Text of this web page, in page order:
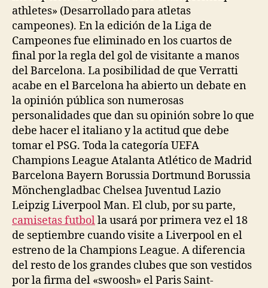
athletes» (Desarrollado para atletas
campeones). En la edición de la Liga de
Campeones fue eliminado en los cuartos de
final por la regla del gol de visitante a manos
del Barcelona. La posibilidad de que Verratti
acabe en el Barcelona ha abierto un debate en
la opinión pública son numerosas
personalidades que dan su opinión sobre lo que
debe hacer el italiano y la actitud que debe
tomar el PSG. Toda la categoría UEFA
Champions League Atalanta Atlético de Madrid
Barcelona Bayern Borussia Dortmund Borussia
Mönchengladbac Chelsea Juventud Lazio
Leipzig Liverpool Man. El club, por su parte,
camisetas futbolla usará por primera vez el 18
de septiembre cuando visite a Liverpool en el
estreno de la Champions League. A diferencia
del resto de los grandes clubes que son vestidos
por la firma del «swoosh» el Paris Saint-